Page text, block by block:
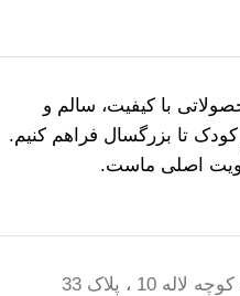
با کیفیت، سالم و
تا بزرگسال فراهم کنیم.
اصلی ماست.
، پلاک 33